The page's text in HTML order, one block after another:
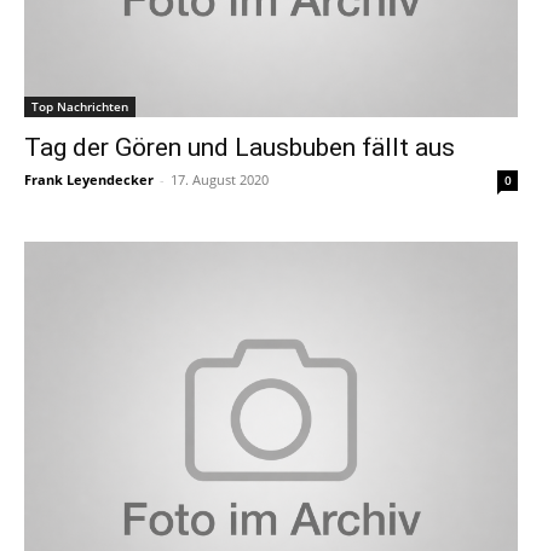
Top Nachrichten
Tag der Gören und Lausbuben fällt aus
Frank Leyendecker - 17. August 2020 0